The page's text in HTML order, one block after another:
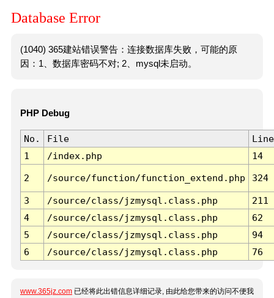
Database Error
(1040) 365建站错误警告：连接数据库失败，可能的原
因：1、数据库密码不对; 2、mysql未启动。
PHP Debug
No. File
Line
1
/index.php 14
2 /source/function/function_extend.php 324
3 /source/class/jzmysql.class.php
211
4
/source/class/jzmysql.class.php
62
5
/source/class/jzmysql.class.php
94
6
/source/class/jzmysql.class.php 76
www.365jz.com 已经将此出错信息详细记录, 由此给您带来的访问不便我